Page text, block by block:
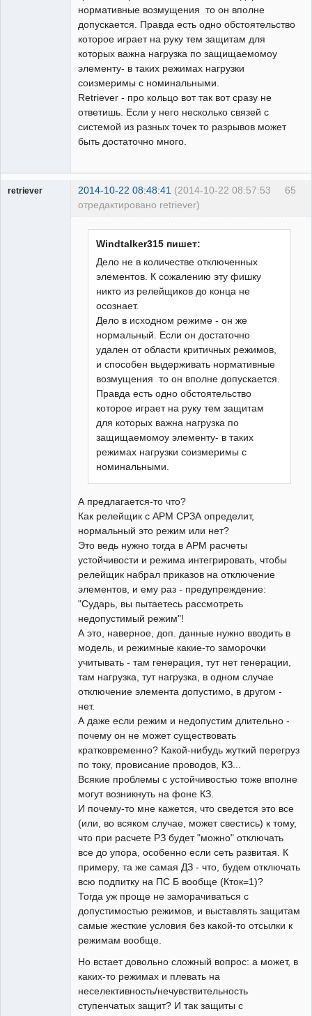
нормативные возмущения то он вполне
допускается. Правда есть одно обстоятельство
которое играет на руку тем защитам для
которых важна нагрузка по защищаемомоу
элементу- в таких режимах нагрузки
соизмеримы с номинальными.
Retriever - про кольцо вот так вот сразу не
ответишь. Если у него несколько связей с
системой из разных точек то разрывов может
быть достаточно много.
65
retriever 2014-10-22 08:48:41 (2014-10-22 08:57:53
отредактировано retriever)
Windtalker315 пишет:
Дело не в количестве отключенных
элементов. К сожалению эту фишку
никто из релейщиков до конца не
осознает.
Дело в исходном режиме - он же
нормальный. Если он достаточно
удален от области критичных режимов,
и способен выдерживать нормативные
возмущения то он вполне допускается.
Правда есть одно обстоятельство
которое играет на руку тем защитам
для которых важна нагрузка по
защищаемомоу элементу- в таких
режимах нагрузки соизмеримы с
номинальными.
А предлагается-то что?
Как релейщик с АРМ СРЗА определит,
нормальный это режим или нет?
Это ведь нужно тогда в АРМ расчеты
устойчивости и режима интегрировать, чтобы
релейщик набрал приказов на отключение
элементов, и ему раз - предупреждение:
"Сударь, вы пытаетесь рассмотреть
недопустимый режим"!
А это, наверное, доп. данные нужно вводить в
модель, и режимные какие-то заморочки
учитывать - там генерация, тут нет генерации,
там нагрузка, тут нагрузка, в одном случае
отключение элемента допустимо, в другом -
нет.
А даже если режим и недопустим длительно -
почему он не может существовать
кратковременно? Какой-нибудь жуткий перегруз
по току, провисание проводов, КЗ...
Всякие проблемы с устойчивостью тоже вполне
могут возникнуть на фоне КЗ.
И почему-то мне кажется, что сведется это все
(или, во всяком случае, может свестись) к тому,
что при расчете РЗ будет "можно" отключать
все до упора, особенно если сеть развитая. К
примеру, та же самая ДЗ - что, будем отключать
всю подпитку на ПС Б вообще (Кток=1)?
Тогда уж проще не заморачиваться с
допустимостью режимов, и выставлять защитам
самые жесткие условия без какой-то отсылки к
режимам вообще.
Но встает довольно сложный вопрос: а может, в
каких-то режимах и плевать на
неселективность/нечувствительность
ступенчатых защит? И так защиты с